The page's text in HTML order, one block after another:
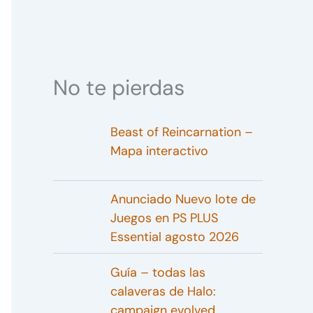
No te pierdas
Beast of Reincarnation –
Mapa interactivo
Anunciado Nuevo lote de
Juegos en PS PLUS
Essential agosto 2026
Guía – todas las
calaveras de Halo: